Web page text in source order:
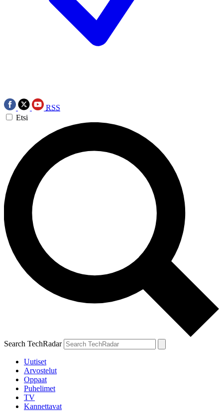
RSS
Etsi
Search TechRadar
Uutiset
Arvostelut
Oppaat
Puhelimet
TV
Kannettavat